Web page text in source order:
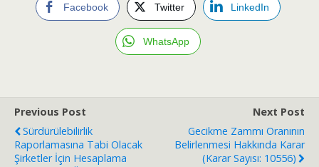
Facebook Twitter LinkedIn
WhatsApp
Previous Post
Sürdürülebilirlik
Raporlamasına Tabi Olacak
Şirketler İçin Hesaplama
Next Post
Gecikme Zammı Oranının
Belirlenmesi Hakkında Karar
(Karar Sayısı: 10556)